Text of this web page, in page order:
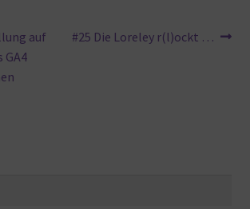
auf
GA4
Nächster
#25 Die Loreley r(l)ockt …